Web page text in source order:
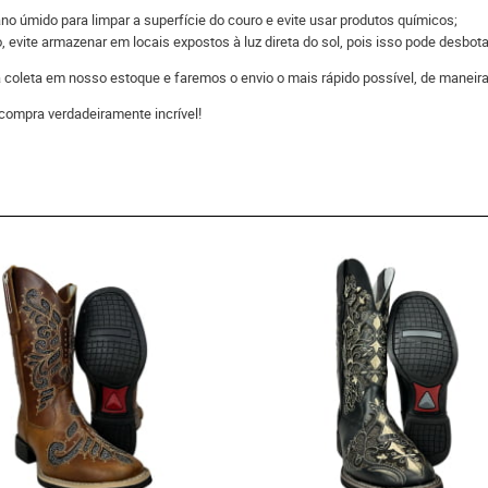
úmido para limpar a superfície do couro e evite usar produtos químicos;
armazenar em locais expostos à luz direta do sol, pois isso pode
em nosso estoque e faremos o envio o mais rápido possível, de
verdadeiramente incrível!